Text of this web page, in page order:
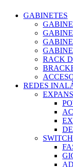
GABINETES
RACK
REDES
SWITCH